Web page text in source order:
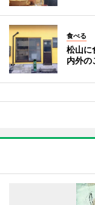
食べる
松山に
内外の